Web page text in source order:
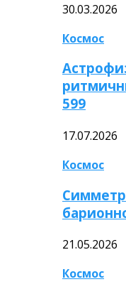
30.03.2026
Космос
599
17.07.2026
Космос
21.05.2026
Космос